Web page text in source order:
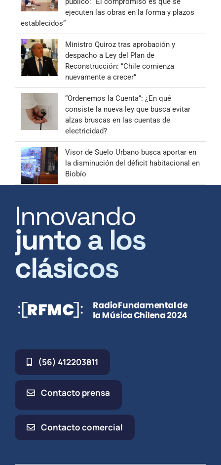
ejecuten las obras en la forma y plazos
establecidos”
Ministro Quiroz tras aprobación y
despacho a Ley del Plan de
Reconstrucción: “Chile comienza
nuevamente a crecer”
“Ordenemos la Cuenta”: ¿En qué
consiste la nueva ley que busca evitar
alzas bruscas en las cuentas de
electricidad?
Visor de Suelo Urbano busca aportar en
la disminución del déficit habitacional en
Biobío
Innovando
junto a los
clásicos
(56) 412203811
Contacto prensa
Contacto comercial